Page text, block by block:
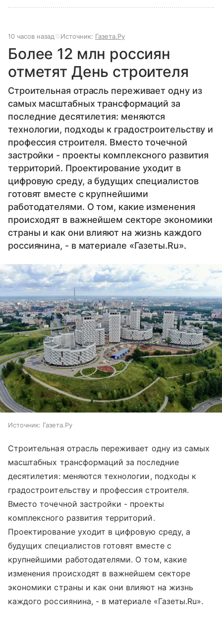
10 часов назад Источник: Газета.Ру
Более 12 млн россиян
отметят День строителя
Строительная отрасль переживает одну из
самых масштабных трансформаций за
последние десятилетия: меняются
технологии, подходы к градостроительству и
профессия строителя. Вместо точечной
застройки - проекты комплексного развития
территорий. Проектирование уходит в
цифровую среду, а будущих специалистов
готовят вместе с крупнейшими
работодателями. О том, какие изменения
происходят в важнейшем секторе экономики
страны и как они влияют на жизнь каждого
россиянина, - в материале «Газеты.Ru».
Источник: Газета.Ру
Строительная отрасль переживает одну из самых
масштабных трансформаций за последние
десятилетия: меняются технологии, подходы к
градостроительству и профессия строителя.
Вместо точечной застройки - проекты
комплексного развития территорий.
Проектирование уходит в цифровую среду, а
будущих специалистов готовят вместе с
крупнейшими работодателями. О том, какие
изменения происходят в важнейшем секторе
экономики страны и как они влияют на жизнь
каждого россиянина, - в материале «Газеты.Ru».